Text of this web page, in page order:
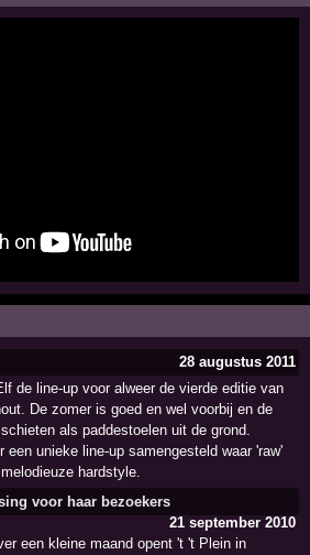
28 augustus 2011
de line-up voor alweer de vierde editie van
De zomer is goed en wel voorbij en de
als paddestoelen uit de grond.
een unieke line-up samengesteld waar 'raw'
hardstyle.
voor haar bezoekers
21 september 2010
een kleine maand opent 't 't Plein in